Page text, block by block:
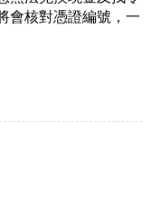
會核對憑證編號，一